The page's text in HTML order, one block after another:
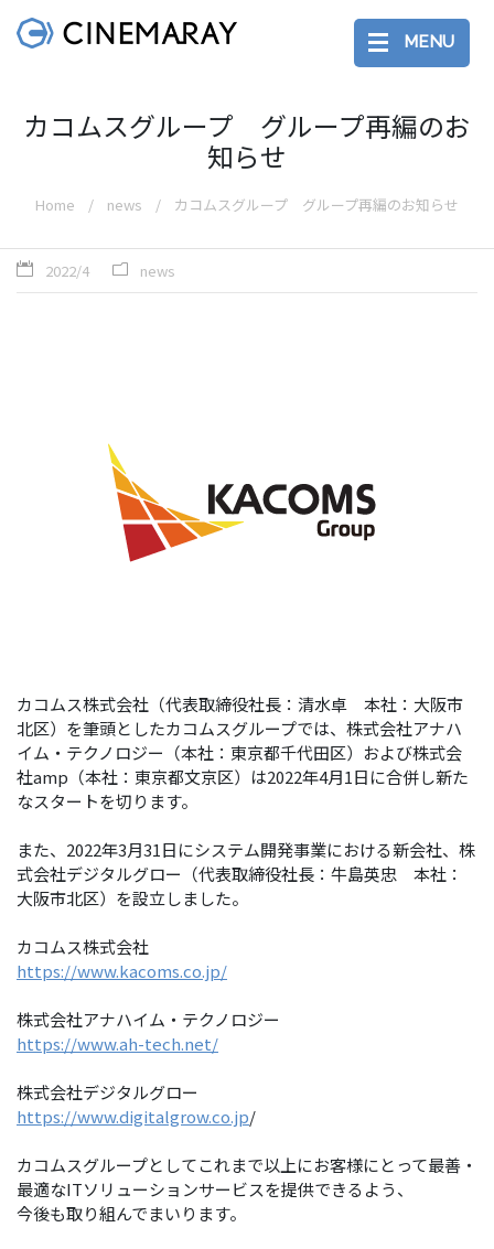
MENU
カコムスグループ グループ再編のお
知らせ
Home news カコムスグループ グループ再編のお知らせ
2022/4 news
カコムス株式会社（代表取締役社長：清水卓 本社：大阪市
北区）を筆頭としたカコムスグループでは、株式会社アナハ
イム・テクノロジー（本社：東京都千代田区）および株式会
社amp（本社：東京都文京区）は2022年4月1日に合併し新た
なスタートを切ります。
また、2022年3月31日にシステム開発事業における新会社、株
式会社デジタルグロー（代表取締役社長：牛島英忠 本社：
大阪市北区）を設立しました。
カコムス株式会社
https://www.kacoms.co.jp/
株式会社アナハイム・テクノロジー
https://www.ah-tech.net/
株式会社デジタルグロー
https://www.digitalgrow.co.jp/
カコムスグループとしてこれまで以上にお客様にとって最善・
最適なITソリューションサービスを提供できるよう、
今後も取り組んでまいります。